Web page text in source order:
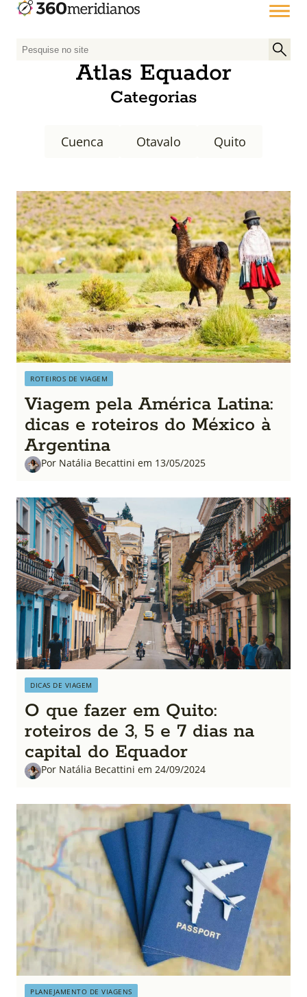
P
p
o
r
:
Atlas Equador
Categorias
Cuenca Otavalo Quito
ROTEIROS DE VIAGEM
Viagem pela América Latina:
dicas e roteiros do México à
Argentina
Por Natália Becattini em 13/05/2025
DICAS DE VIAGEM
O que fazer em Quito:
roteiros de 3, 5 e 7 dias na
capital do Equador
Por Natália Becattini em 24/09/2024
PLANEJAMENTO DE VIAGENS